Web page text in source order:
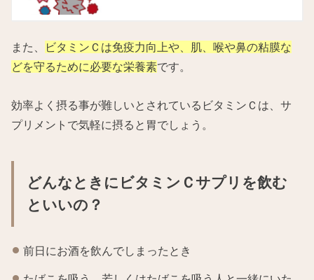
また、
ビタミンＣは免疫力向上や、肌、喉や鼻の粘膜な
どを守るために必要な栄養素です。
効率よく摂る事が難しいとされているビタミンＣは、サ
プリメントで気軽に摂ると胃でしょう。
どんなときにビタミンＣサプリを飲む
といいの？
前日にお酒を飲んでしまったとき